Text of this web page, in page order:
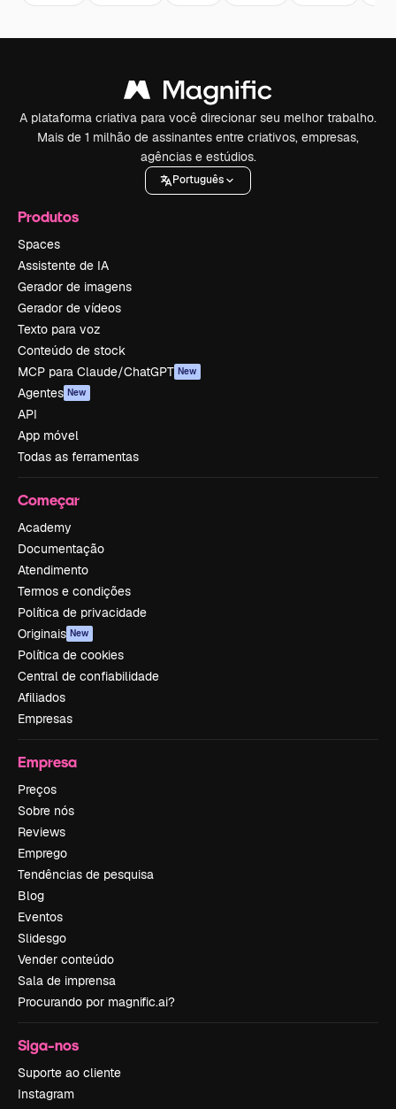
A plataforma criativa para você direcionar seu melhor trabalho.
Mais de 1 milhão de assinantes entre criativos, empresas,
agências e estúdios.
Português
Produtos
Spaces
Assistente de IA
Gerador de imagens
Gerador de vídeos
Texto para voz
Conteúdo de stock
MCP para Claude/ChatGPT New
Agentes New
API
App móvel
Todas as ferramentas
Começar
Academy
Documentação
Atendimento
Termos e condições
Política de privacidade
Originais New
Política de cookies
Central de confiabilidade
Afiliados
Empresas
Empresa
Preços
Sobre nós
Reviews
Emprego
Tendências de pesquisa
Blog
Eventos
Slidesgo
Vender conteúdo
Sala de imprensa
Procurando por magnific.ai?
Siga-nos
Suporte ao cliente
Instagram